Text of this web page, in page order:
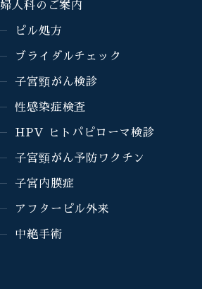
婦人科のご案内
ピル処方
ブライダルチェック
子宮頸がん検診
性感染症検査
HPV ヒトパピローマ検診
子宮頸がん予防ワクチン
子宮内膜症
アフターピル外来
中絶手術